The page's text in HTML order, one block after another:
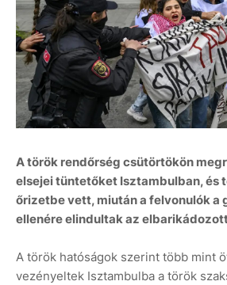
A török rendőrség csütörtökön
elsejei tüntetőket Isztambulban, és
őrizetbe vett, miután a felvonulók a
ellenére elindultak az
A török hatóságok szerint több mint
vezényeltek Isztambulba a török